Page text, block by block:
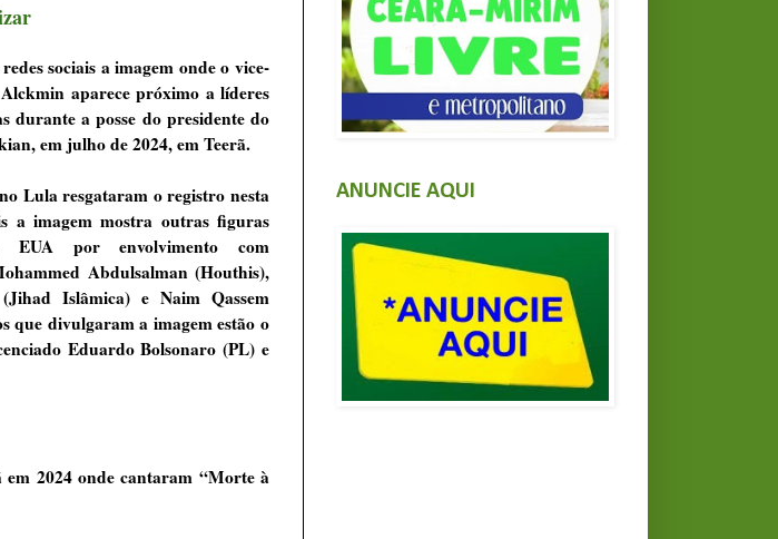
sociais a imagem onde o vice-
aparece próximo a líderes
durante a posse do presidente do
em julho de 2024, em Teerã.
Lula resgataram o registro nesta
a imagem mostra outras figuras
EUA por envolvimento com
Abdulsalman (Houthis),
Islâmica) e Naim Qassem
que divulgaram a imagem estão o
Eduardo Bolsonaro (PL) e
2024 onde cantaram “Morte à
ANUNCIE AQUI